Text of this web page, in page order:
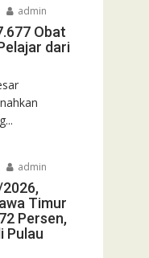
admin
Obat
dari
admin
Timur
Persen,
Pulau